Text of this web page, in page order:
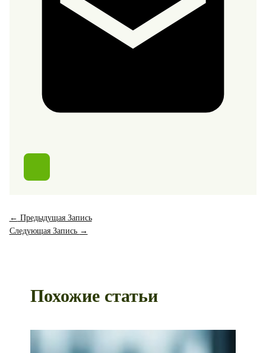
← Предыдущая Запись
Следующая Запись →
Похожие статьи